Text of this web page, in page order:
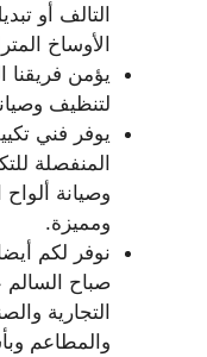
التالف أو
الأوساخ
يؤمن فريقنا
لتنظيف
يوفر فني
المنفصلة
وصيانة
ومميزة.
نوفر لكم
صباح
التجارية
والمطاعم